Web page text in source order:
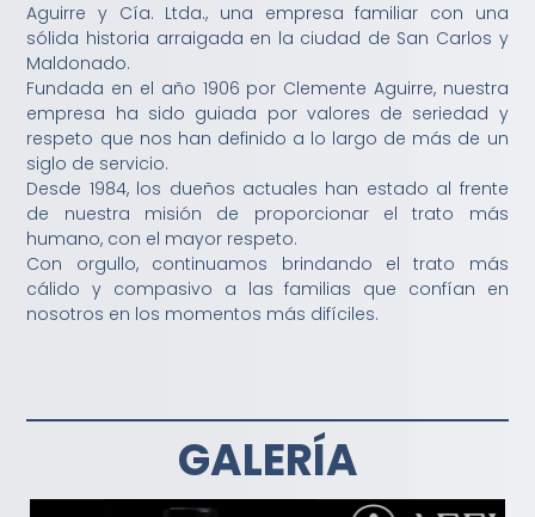
Aguirre y Cía. Ltda., una empresa familiar con una
sólida historia arraigada en la ciudad de San Carlos y
Maldonado.
Fundada en el año 1906 por Clemente Aguirre, nuestra
empresa ha sido guiada por valores de seriedad y
respeto que nos han definido a lo largo de más de un
siglo de servicio.
Desde 1984, los dueños actuales han estado al frente
de nuestra misión de proporcionar el trato más
humano, con el mayor respeto.
Con orgullo, continuamos brindando el trato más
cálido y compasivo a las familias que confían en
nosotros en los momentos más difíciles.
GALERÍA